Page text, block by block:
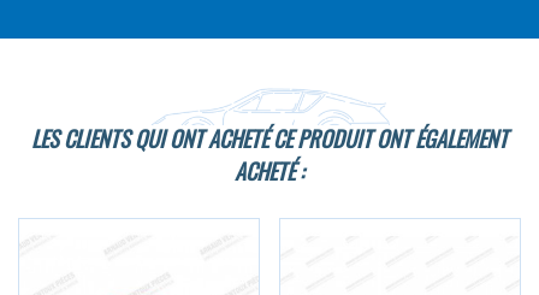
LES CLIENTS QUI ONT ACHETÉ CE PRODUIT ONT ÉGALEMENT
ACHETÉ :